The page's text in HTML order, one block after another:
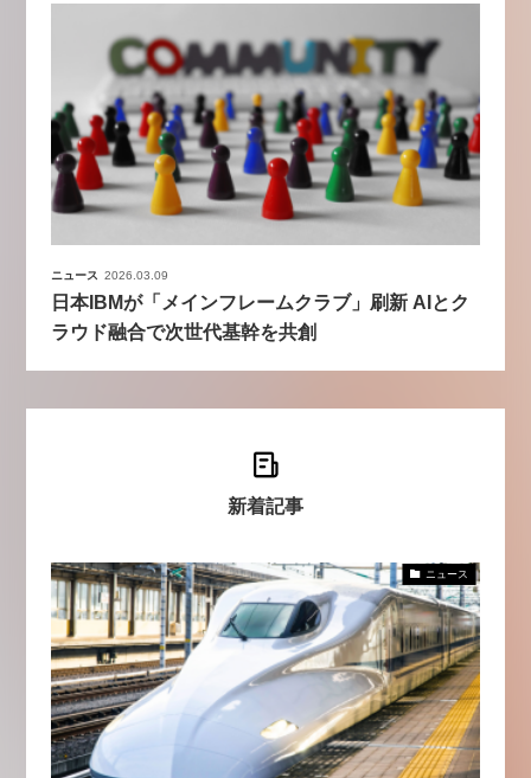
ニュース 2026.03.09
日本IBMが「メインフレームクラブ」刷新 AIとク
ラウド融合で次世代基幹を共創
新着記事
ニュース